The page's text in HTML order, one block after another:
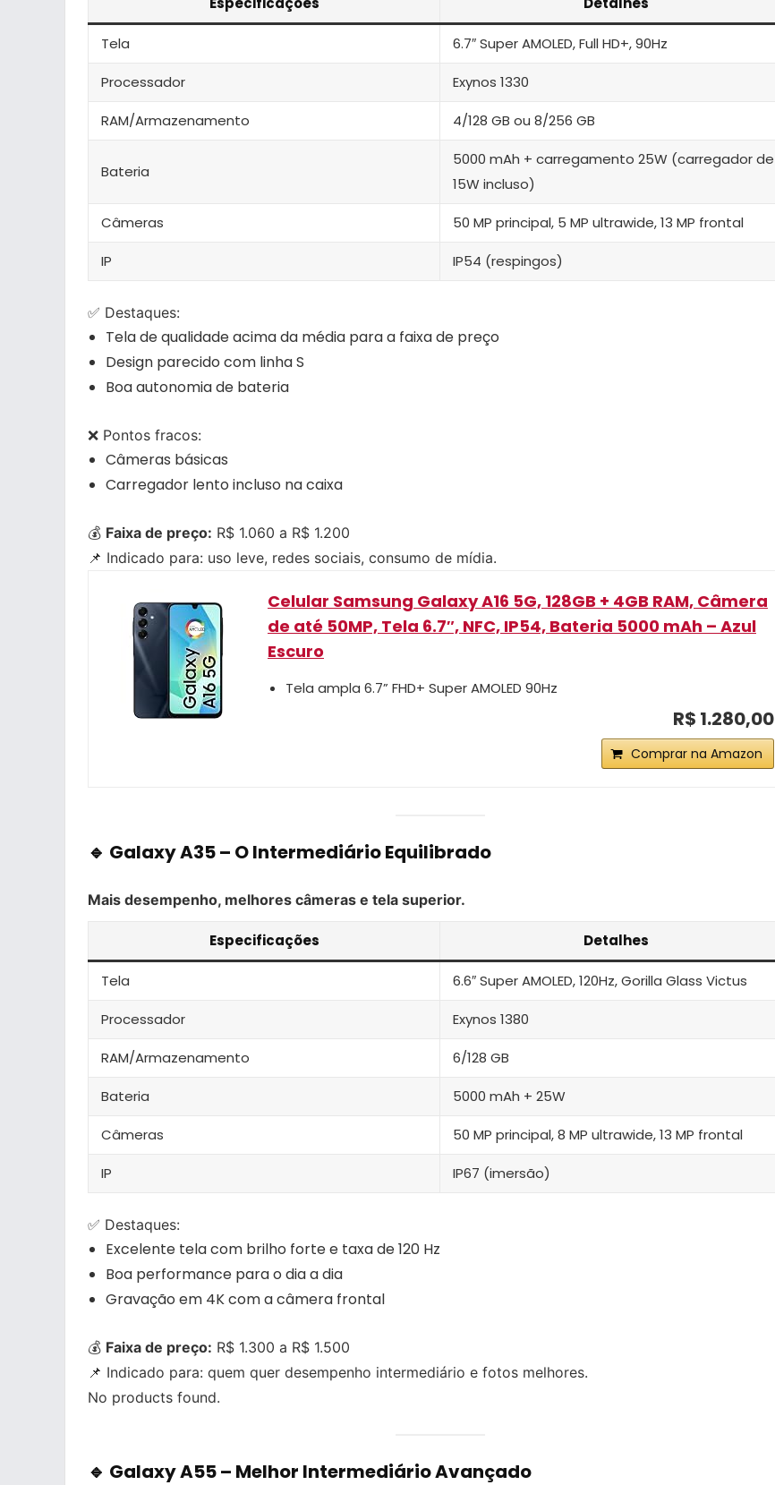
Tela 6.7″ Super AMOLED, Full HD+, 90Hz
Processador Exynos 1330
RAM/Armazenamento 4/128 GB ou 8/256 GB
Bateria
5000 mAh + carregamento 25W (carregador de
15W incluso)
Câmeras 50 MP principal, 5 MP ultrawide, 13 MP frontal
IP IP54 (respingos)
✅ Destaques:
Tela de qualidade acima da média para a faixa de preço
Design parecido com linha S
Boa autonomia de bateria
❌ Pontos fracos:
Câmeras básicas
Carregador lento incluso na caixa
💰 Faixa de preço: R$ 1.060 a R$ 1.200
📌 Indicado para: uso leve, redes sociais, consumo de mídia.
Celular Samsung Galaxy A16 5G, 128GB + 4GB RAM, Câmera
de até 50MP, Tela 6.7″, NFC, IP54, Bateria 5000 mAh – Azul
Escuro
Tela ampla 6.7” FHD+ Super AMOLED 90Hz
R$ 1.280,00
Comprar na Amazon
🔹 Galaxy A35 – O Intermediário Equilibrado
Mais desempenho, melhores câmeras e tela superior.
Especificações Detalhes
Tela 6.6″ Super AMOLED, 120Hz, Gorilla Glass Victus
Processador Exynos 1380
RAM/Armazenamento 6/128 GB
Bateria 5000 mAh + 25W
Câmeras 50 MP principal, 8 MP ultrawide, 13 MP frontal
IP IP67 (imersão)
✅ Destaques:
Excelente tela com brilho forte e taxa de 120 Hz
Boa performance para o dia a dia
Gravação em 4K com a câmera frontal
💰 Faixa de preço: R$ 1.300 a R$ 1.500
📌 Indicado para: quem quer desempenho intermediário e fotos melhores.
No products found.
🔹 Galaxy A55 – Melhor Intermediário Avançado